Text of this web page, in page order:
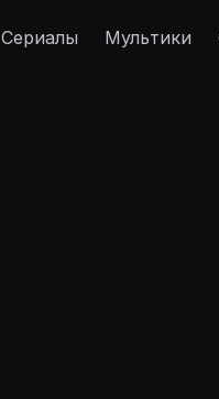
Сериалы Мультики